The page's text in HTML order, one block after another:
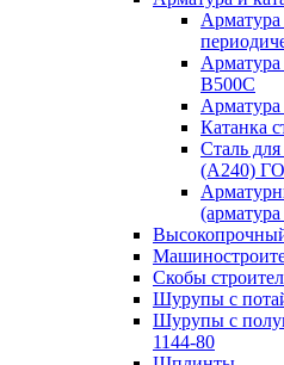
В500С
Катанка
Сталь
(А240)
Скобы
Шурупы с
Шурупы с
1144-80